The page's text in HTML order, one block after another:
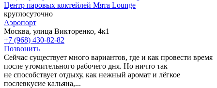
Центр паровых коктейлей Мята Lounge
круглосуточно
Аэропорт
Москва, улица Викторенко, 4к1
+7 (968) 430-82-82
Позвонить
Сейчас существует много вариантов, где и как провести время
после утомительного рабочего дня. Но ничто так
не способствует отдыху, как нежный аромат и лёгкое
послевкусие кальяна,...